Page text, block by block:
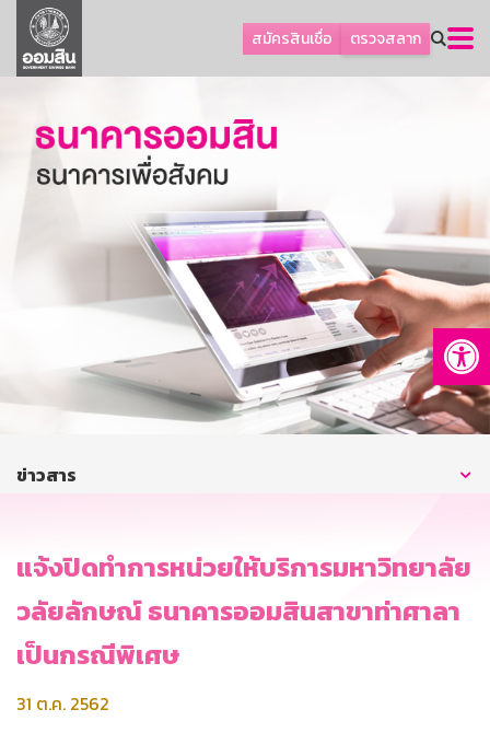
สมัครสินเชื่อ ตรวจสลาก
ลูกค้าธุรกิจ
ลูกค้าผู้ประกอบรายย่อย
ออมเพื่อสุข
เกี่ยวกับธนาคาร
การพัฒนาที่ยั่งยืน
บริการทางการเงิน
ติดต่อเรา
บริการออนไลน์
ข่าวสาร
แจ้งปิดทำการหน่วยให้บริการมหาวิทยาลัย
วลัยลักษณ์ ธนาคารออมสินสาขาท่าศาลา
เป็นกรณีพิเศษ
31 ต.ค. 2562